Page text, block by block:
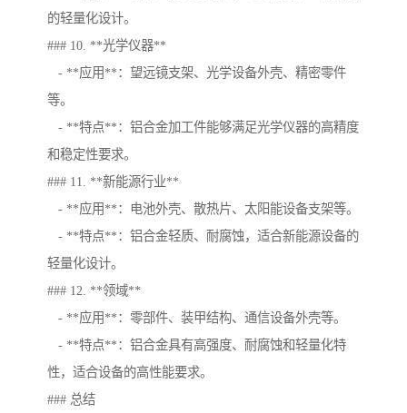
的轻量化设计。
### 10. **光学仪器**
- **应用**：望远镜支架、光学设备外壳、精密零件
等。
- **特点**：铝合金加工件能够满足光学仪器的高精度
和稳定性要求。
### 11. **新能源行业**
- **应用**：电池外壳、散热片、太阳能设备支架等。
- **特点**：铝合金轻质、耐腐蚀，适合新能源设备的
轻量化设计。
### 12. **领域**
- **应用**：零部件、装甲结构、通信设备外壳等。
- **特点**：铝合金具有高强度、耐腐蚀和轻量化特
性，适合设备的高性能要求。
### 总结